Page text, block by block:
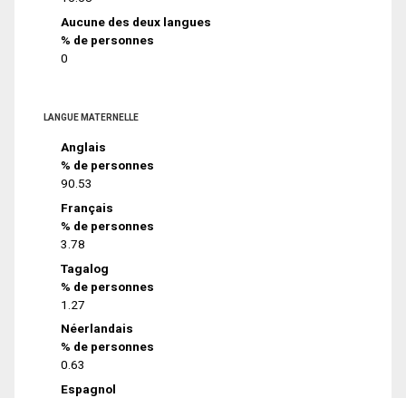
Aucune des deux langues
% de personnes
0
LANGUE MATERNELLE
Anglais
% de personnes
90.53
Français
% de personnes
3.78
Tagalog
% de personnes
1.27
Néerlandais
% de personnes
0.63
Espagnol